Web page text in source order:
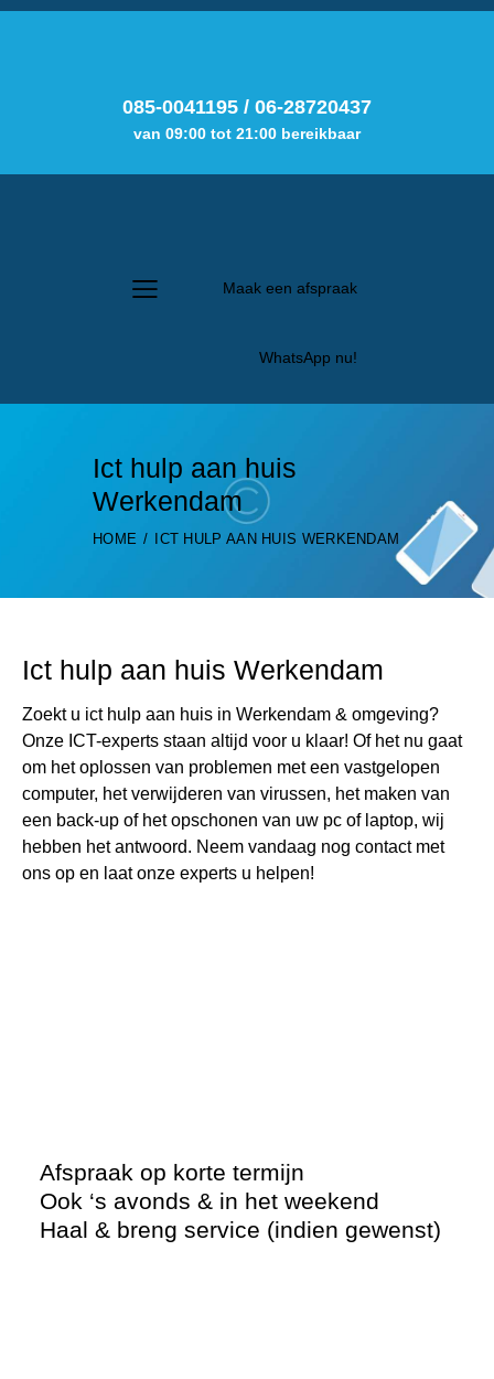
085-0041195 / 06-28720437
van 09:00 tot 21:00 bereikbaar
Maak een afspraak
WhatsApp nu!
Ict hulp aan huis
Werkendam
HOME ICT HULP AAN HUIS WERKENDAM
Ict hulp aan huis Werkendam
Zoekt u ict hulp aan huis in Werkendam & omgeving?
Onze ICT-experts staan altijd voor u klaar! Of het nu gaat
om het oplossen van problemen met een vastgelopen
computer, het verwijderen van virussen, het maken van
een back-up of het opschonen van uw pc of laptop, wij
hebben het antwoord. Neem vandaag nog contact met
ons op en laat onze experts u helpen!
Afspraak op korte termijn
Ook ‘s avonds & in het weekend
Haal & breng service (indien gewenst)